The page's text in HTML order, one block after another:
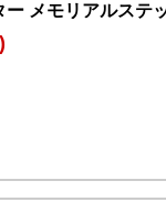
ー メモリアルステ